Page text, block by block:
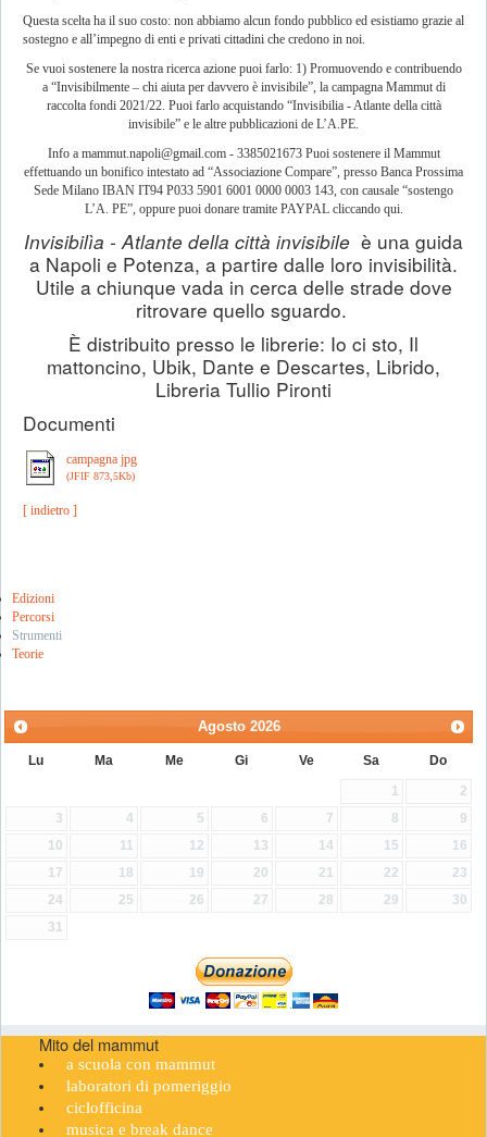
Questa scelta ha il suo costo: non abbiamo alcun fondo pubblico ed esistiamo grazie al
sostegno e all’impegno di enti e privati cittadini che credono in noi.
Se vuoi sostenere la nostra ricerca azione puoi farlo: 1) Promuovendo e contribuendo
a “Invisibilmente – chi aiuta per davvero è invisibile”, la campagna Mammut di
raccolta fondi 2021/22. Puoi farlo acquistando “Invisibilia - Atlante della città
invisibile” e le altre pubblicazioni de L’A.PE.
Info a mammut.napoli@gmail.com- 3385021673 Puoi sostenere il Mammut
effettuando un bonifico intestato ad “Associazione Compare”, presso Banca Prossima
Sede Milano IBAN IT94 P033 5901 6001 0000 0003 143, con causale “sostengo
L’A. PE”, oppure puoi donare tramite PAYPAL cliccando qui.
Invisibilìa - Atlante della città invisibile è una guida
a Napoli e Potenza, a partire dalle loro invisibilità.
Utile a chiunque vada in cerca delle strade dove
ritrovare quello sguardo.
È distribuito presso le librerie: Io ci sto, Il
mattoncino, Ubik, Dante e Descartes, Librido,
Libreria Tullio Pironti
Documenti
campagna jpg
(JFIF 873,5Kb)
[ indietro ]
Edizioni
Percorsi
Strumenti
Teorie
Agosto 2026
Lu Ma Me Gi Ve Sa Do
1
2
3
4 5 6 7 8
9
10
11 12 13 14 15
16
17
18 19 20 21 22
23
24
25 26 27 28 29
30
31
Mito del mammut
a scuola con mammut
laboratori di pomeriggio
ciclofficina
musica e break dance